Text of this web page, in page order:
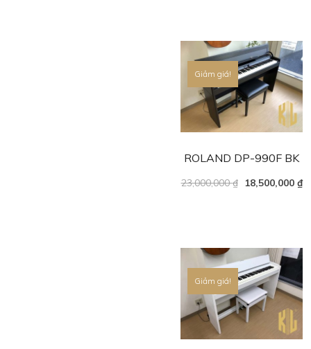
Giảm giá!
ROLAND DP-990F BK
23,000,000₫ 18,500,000 ₫
Giảm giá!